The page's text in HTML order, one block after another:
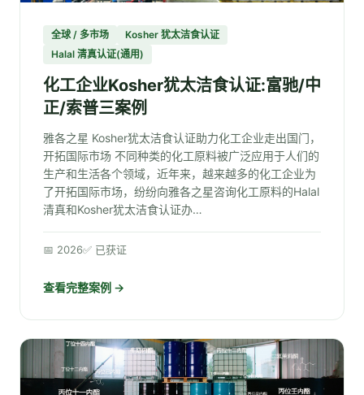
全球 / 多市场
Kosher 犹太洁食认证
Halal 清真认证(通用)
化工企业Kosher犹太洁食认证:富驰/中
正/索普三案例
雅各之星 Kosher犹太洁食认证助力化工企业走出国门，
开拓国际市场 不同种类的化工原料被广泛应用于人们的
生产和生活各个领域，近年来，越来越多的化工企业为
了开拓国际市场，纷纷向雅各之星咨询化工原料的Halal
清真和Kosher犹太洁食认证办…
📅 2026✅ 已获证
查看完整案例 →